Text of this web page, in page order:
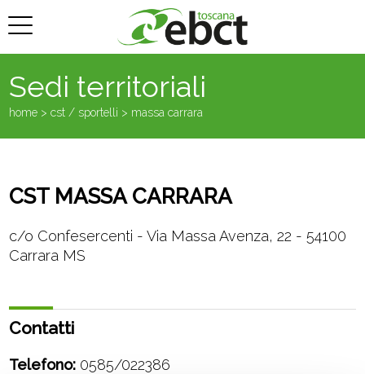
Sedi territoriali
home >cst / sportelli > massa carrara
CST MASSA CARRARA
c/o Confesercenti - Via Massa Avenza, 22 - 54100
Carrara MS
Contatti
Telefono: 0585/022386